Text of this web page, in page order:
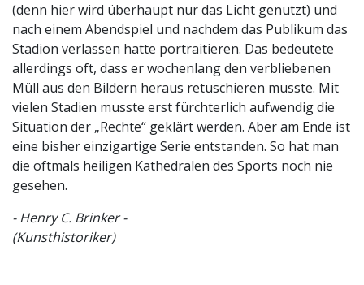
(denn hier wird überhaupt nur das Licht genutzt) und
nach einem Abendspiel und nachdem das Publikum das
Stadion verlassen hatte portraitieren. Das bedeutete
allerdings oft, dass er wochenlang den verbliebenen
Müll aus den Bildern heraus retuschieren musste. Mit
vielen Stadien musste erst fürchterlich aufwendig die
Situation der „Rechte“ geklärt werden. Aber am Ende ist
eine bisher einzigartige Serie entstanden. So hat man
die oftmals heiligen Kathedralen des Sports noch nie
gesehen.
- Henry C. Brinker -
(Kunsthistoriker)